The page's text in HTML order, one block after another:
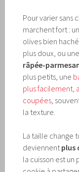
Pour varier sans
marchent fort :
olives bien
plus doux, ou
râpée-
plus petits, une
plus facilement,
coupées,
la texture.
La taille change
deviennentplus
la cuisson est un